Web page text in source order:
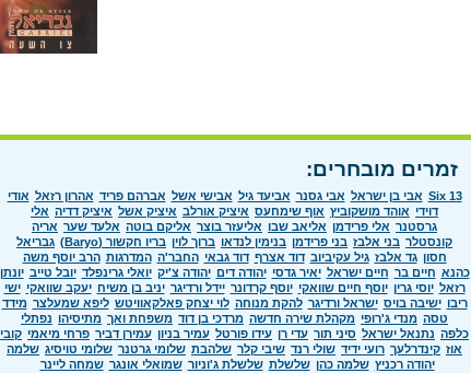
זמרים מובחרים:
Six 13 אבי בן ישראל אבי גסנר אביעד גיל אבישי אשל אברהם פריד אהרון רזאל אודי
דוידי אוהד מושקוביץ אוף שימחעס איציק אורלב איציק אשל איציק דדיה אלי
גרסטנר אלי פרידמן אליאב שבו אליעזר בוצר אליקם בוטה אלעד שער אריה
קונסטלר בני אלבז בני פרידמן בנימין לנדאו ברוך לוין בריו חקשור (Baryo)
גבריאל
חסון גד אלבז גיל עקיביוב דוד אצרף דוד גבאי החבר'ה המדרגות הרב יוסף משה
כהנא חיים בר חיים ישראל יאיר גדסי יהודה דים יהודה צ'יק יואלי גרינפלד יובל טייב יונתן
רזאל יוסי גרין יוסף חיים שוואקי יוסף קרדונר יידל ורדיגר יניב בן משיח יעקב שוואקי ישי
ריבו ישיבה בויס ישראל ורדיגר להקת מנוחה לוי יצחק פאלקאוויטש ליפא שמעלצר מידד
טסה מנדי ג'רופי מקהלת שירה חדשה מרדכי בן דוד משפחת ואך מתיסיהו נפתלי
כלפה נתנאל ישראל סיני תור עדי רן עידו פורטל עמיר בניון עמירן דביר פרחי מיאמי קובי
אוז קינדרלעך רועי ידיד שולי רנד שיבי קלר שלהבת שלומי גרטנר שלומי טויסיג שלמה
יהודה רכניץ שלמה כהן שלשלת שלשלת ג'וניור שמואלי אונגר שמחה ליינר